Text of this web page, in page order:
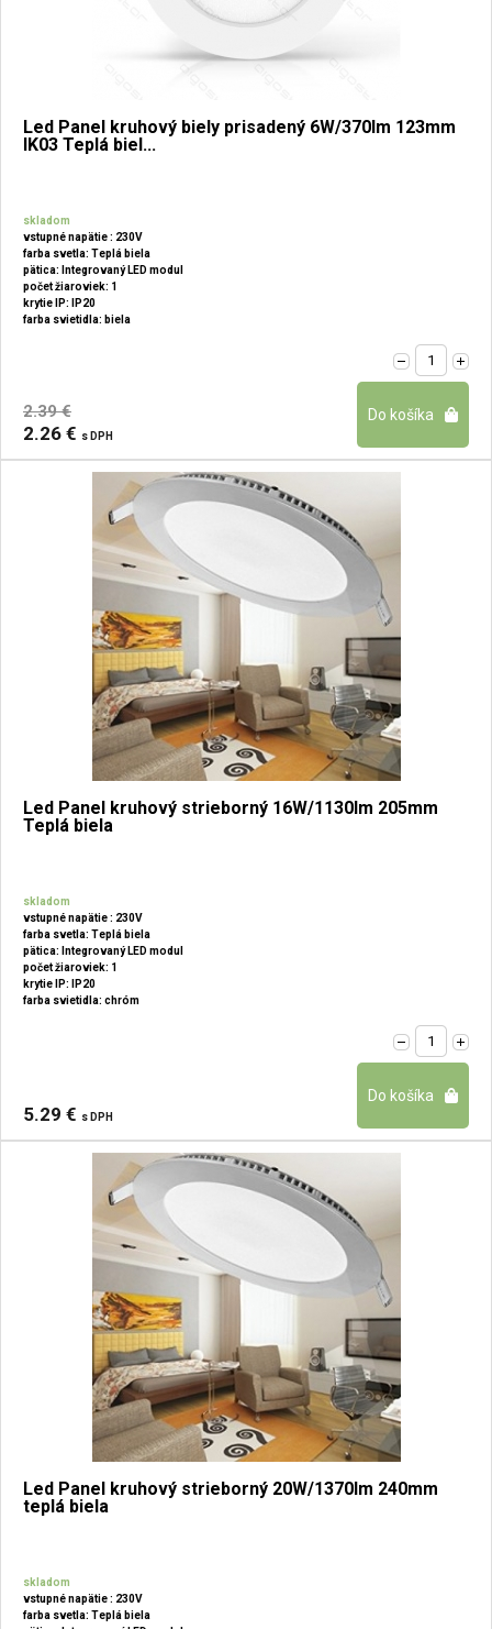
Led Panel kruhový biely prisadený 6W/370lm 123mm
IK03 Teplá biel...
skladom
vstupné napätie : 230V
farba svetla: Teplá biela
pätica: Integrovaný LED modul
počet žiaroviek: 1
krytie IP: IP20
farba svietidla: biela
2.39 €
2.26 € s DPH
Led Panel kruhový strieborný 16W/1130lm 205mm
Teplá biela
skladom
vstupné napätie : 230V
farba svetla: Teplá biela
pätica: Integrovaný LED modul
počet žiaroviek: 1
krytie IP: IP20
farba svietidla: chróm
5.29 € s DPH
Led Panel kruhový strieborný 20W/1370lm 240mm
teplá biela
skladom
vstupné napätie : 230V
farba svetla: Teplá biela